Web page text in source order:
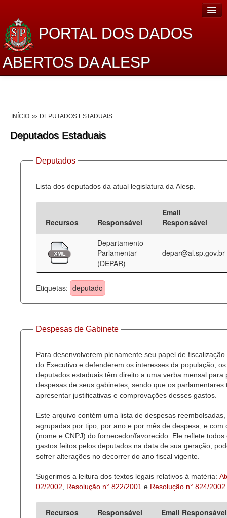
PORTAL DOS DADOS
ABERTOS DA ALESP
Lei de Acesso à Informação
Dados Governamentais Abertos
Planejamento
Catálogo de dados
Processo Legislativo
Deputados Estaduais
Administração
Legislação
Agenda
Perguntas frequentes
INÍCIO DEPUTADOS ESTADUAIS
Deputados Estaduais
Deputados
Lista dos deputados da atual legislatura da Alesp.
Recursos Responsável
Email
Responsável
Departamento
Parlamentar
(DEPAR)
depar@al.sp.gov.br
Etiquetas: deputado
Despesas de Gabinete
Para desenvolverem plenamente seu papel de fiscalização
do Executivo e defenderem os interesses da população, os
deputados estaduais têm direito a uma verba mensal para
despesas de seus gabinetes, sendo que os parlamentares
apresentar justificativas e comprovações desses gastos.
Este arquivo contém uma lista de despesas reembolsadas,
agrupadas por tipo, por ano e por mês de despesa, e com
(nome e CNPJ) do fornecedor/favorecido. Ele reflete todos
gastos feitos pelos deputados na data de sua geração,
sofrer alterações no decorrer do ano fiscal vigente.
Sugerimos a leitura dos textos legais relativos à matéria:
02/2002
Resolução n° 822/2001 e Resolução n° 824/2002
Recursos Responsável
Email Responsável